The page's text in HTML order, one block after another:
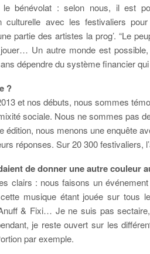
bénévolat : selon nous, il est
culturelle avec les festivaliers
partie des artistes la prog’. “Le
Un autre monde est
dépendre du système financier
?
et nos débuts, nous sommes
sociale. Nous ne sommes pas
édition, nous menons une enquête
réponses. Sur 20 300 festivaliers,
de donner une autre couleur
clairs : nous faisons un
musique étant jouée sur tous
& Fixi… Je ne suis pas
je reste ouvert sur les
par exemple.